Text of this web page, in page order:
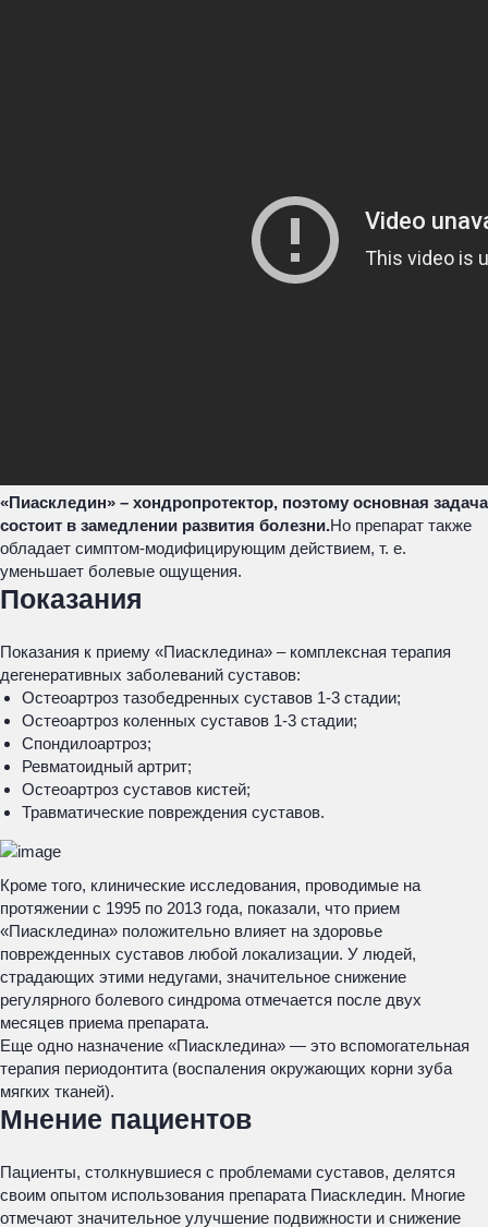
«Пиаскледин» – хондропротектор, поэтому основная задача
состоит в замедлении развития болезни.Но препарат также
обладает симптом-модифицирующим действием, т. е.
уменьшает болевые ощущения.
Показания
Показания к приему «Пиаскледина» – комплексная терапия
дегенеративных заболеваний суставов:
Остеоартроз тазобедренных суставов 1-3 стадии;
Остеоартроз коленных суставов 1-3 стадии;
Спондилоартроз;
Ревматоидный артрит;
Остеоартроз суставов кистей;
Травматические повреждения суставов.
Кроме того, клинические исследования, проводимые на
протяжении с 1995 по 2013 года, показали, что прием
«Пиаскледина» положительно влияет на здоровье
поврежденных суставов любой локализации. У людей,
страдающих этими недугами, значительное снижение
регулярного болевого синдрома отмечается после двух
месяцев приема препарата.
Еще одно назначение «Пиаскледина» — это вспомогательная
терапия периодонтита (воспаления окружающих корни зуба
мягких тканей).
Мнение пациентов
Пациенты, столкнувшиеся с проблемами суставов, делятся
своим опытом использования препарата Пиаскледин. Многие
отмечают значительное улучшение подвижности и снижение